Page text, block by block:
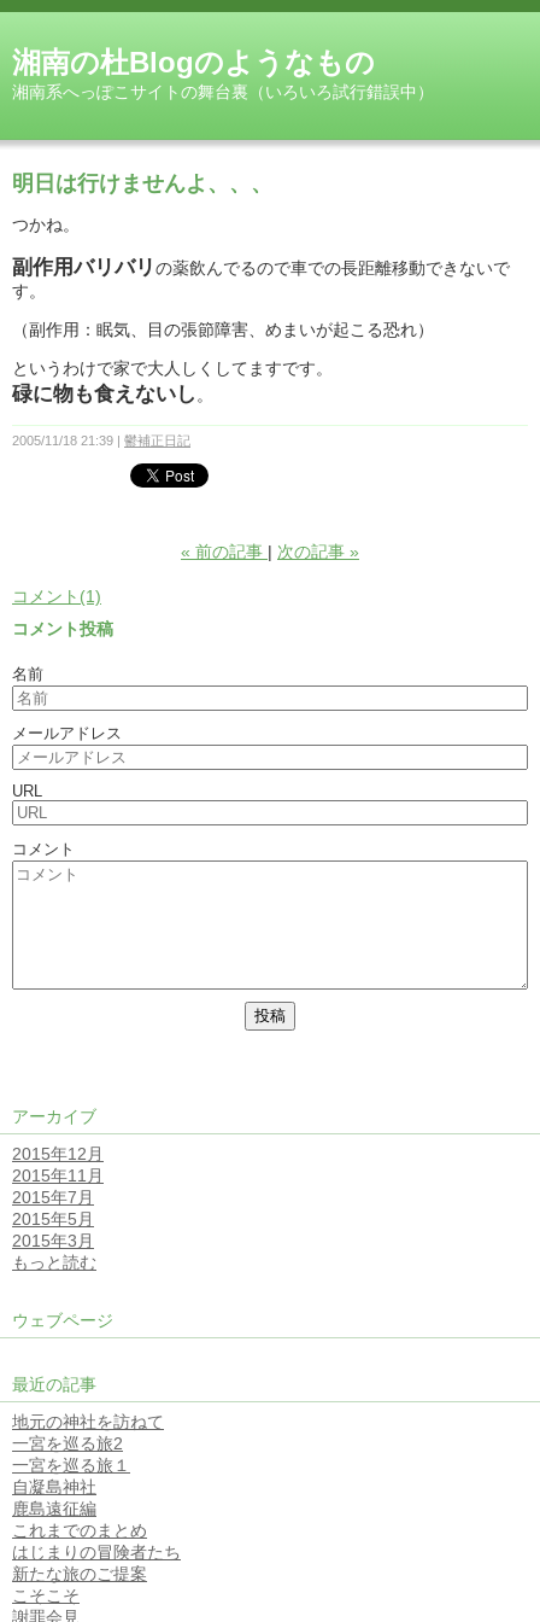
湘南の杜Blogのようなもの
湘南系へっぽこサイトの舞台裏（いろいろ試行錯誤中）
明日は行けませんよ、、、
つかね。
副作用バリバリの薬飲んでるので車での長距離移動できないで
す。
（副作用：眠気、目の張節障害、めまいが起こる恐れ）
というわけで家で大人しくしてますです。
碌に物も食えないし 。
2005/11/18 21:39 鬱補正日記
« 前の記事 次の記事 »
コメント(1)
コメント投稿
名前
メールアドレス
URL
コメント
アーカイブ
2015年12月
2015年11月
2015年7月
2015年5月
2015年3月
もっと読む
ウェブページ
最近の記事
地元の神社を訪ねて
一宮を巡る旅2
一宮を巡る旅１
自凝島神社
鹿島遠征編
これまでのまとめ
はじまりの冒険者たち
新たな旅のご提案
こそこそ
謝罪会見